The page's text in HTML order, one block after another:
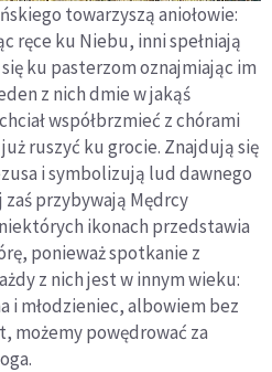
towarzyszą aniołowie:
ręce ku Niebu, inni spełniają
ku pasterzom oznajmiając im
z nich dmie w jakąś
współbrzmieć z chórami
ruszyć ku grocie. Znajdują się
i symbolizują lud dawnego
przybywają Mędrcy
ikonach przedstawia
ponieważ spotkanie z
z nich jest w innym wieku:
i młodzieniec, albowiem bez
możemy powędrować za